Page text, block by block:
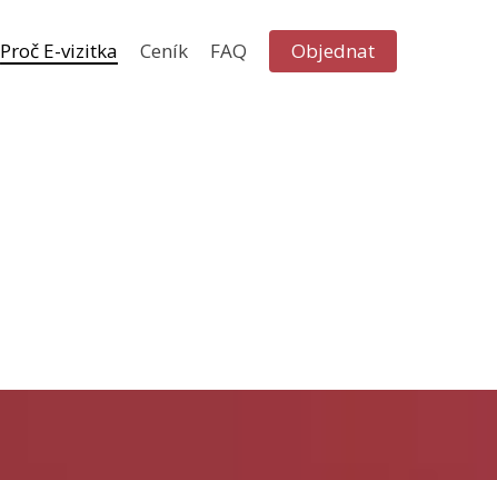
Proč E-vizitka Ceník FAQ Objednat